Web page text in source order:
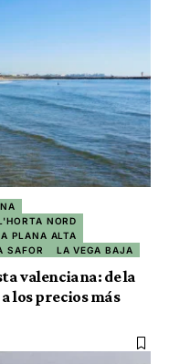
NORD
PLANA ALTA
SAFOR LA VEGA BAJA
valenciana: de la
los precios más